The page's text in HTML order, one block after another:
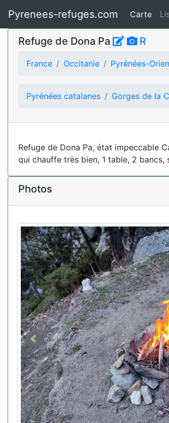
Pyrenees-refuges.com Carte
Refuge de Dona Pa R
France Occitanie Pyrénées-
Pyrénées catalanes Gorges de la
Refuge de Dona Pa, état impeccable
qui chauffe très bien, 1 table, 2
Photos